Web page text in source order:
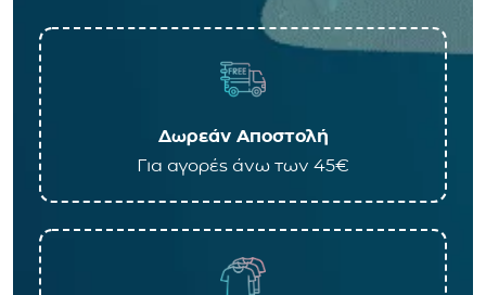
Δωρεάν Αποστολή
Για αγορές άνω των 45€